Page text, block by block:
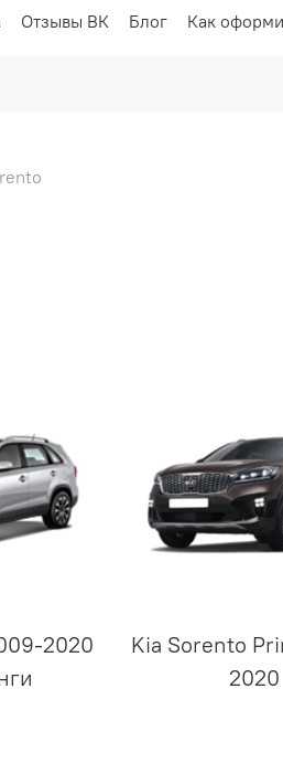
Отзывы ВК Блог Как
2020
Kia Sorento
2020